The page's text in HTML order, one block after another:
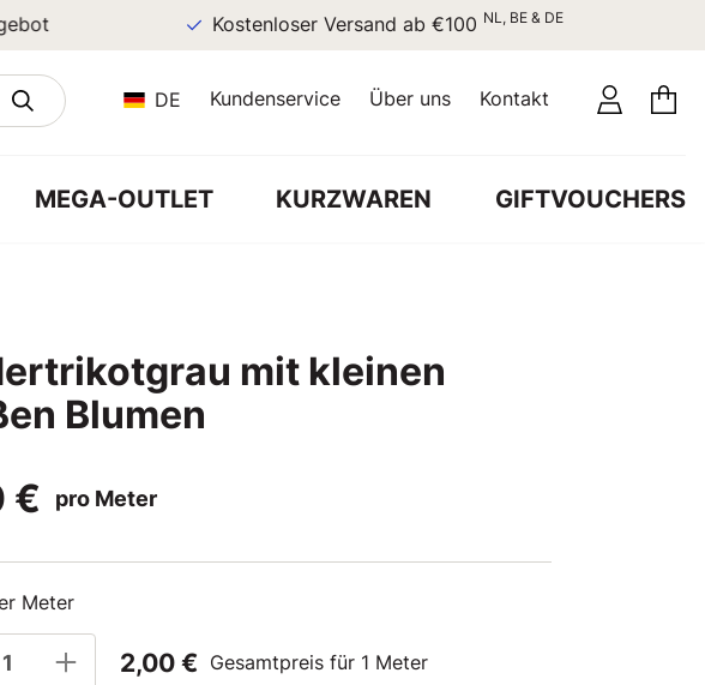
Kostenloser Versand ab €100 NL, BE & DE
DE Kundenservice Über uns Kontakt
MEGA-OUTLET KURZWAREN GIFTVOUCHERS
mit kleinen
Blumen
€
pro Meter
Meter
2,00 € Gesamtpreis für 1 Meter